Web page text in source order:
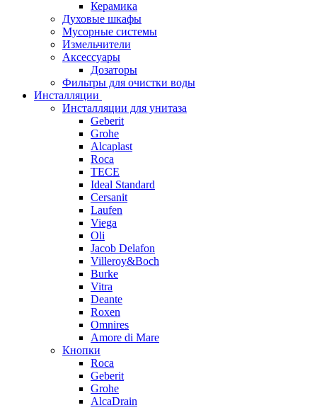
Керамика
Духовые шкафы
Мусорные системы
Измельчители
Аксессуары
Дозаторы
Фильтры для очистки воды
Инсталляции
Инсталляции для унитаза
Geberit
Grohe
Alcaplast
Roca
TECE
Ideal Standard
Cersanit
Laufen
Viega
Oli
Jacob Delafon
Villeroy&Boch
Burke
Vitra
Deante
Roxen
Omnires
Amore di Mare
Кнопки
Roca
Geberit
Grohe
AlcaDrain